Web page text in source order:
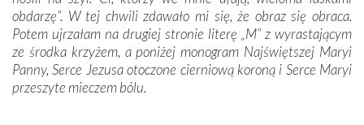
obdarzę”. W tej chwili zdawało mi się, że obraz się obraca.
Potem ujrzałam na drugiej stronie literę „M” z wyrastającym
ze środka krzyżem, a poniżej monogram Najświętszej Maryi
Panny, Serce Jezusa otoczone cierniową koroną i Serce Maryi
przeszyte mieczem bólu.